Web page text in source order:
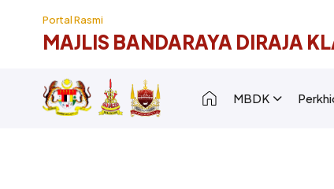
Portal Rasmi
MAJLIS BANDARAYA DIRAJA
MainMBDK